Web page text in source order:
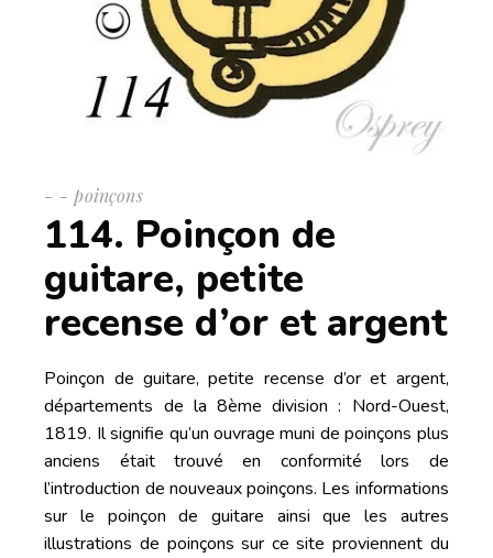
- poinçons
114. Poinçon de
guitare, petite
recense d’or et argent
Poinçon de guitare, petite recense d’or et argent,
départements de la 8ème division : Nord-Ouest,
1819. Il signifie qu’un ouvrage muni de poinçons plus
anciens était trouvé en conformité lors de
l’introduction de nouveaux poinçons. Les informations
sur le poinçon de guitare ainsi que les autres
illustrations de poinçons sur ce site proviennent du